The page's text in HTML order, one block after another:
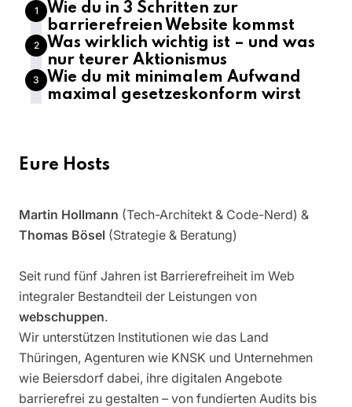
1
Wie du in 3 Schritten zur
barrierefreien Website kommst
2
Was wirklich wichtig ist – und was
nur teurer Aktionismus
3
Wie du mit minimalem Aufwand
maximal gesetzeskonform wirst
Eure Hosts
Martin Hollmann (Tech-Architekt & Code-Nerd) &
Thomas Bösel (Strategie & Beratung)
Seit rund fünf Jahren ist Barrierefreiheit im Web
integraler Bestandteil der Leistungen von
webschuppen.
Wir unterstützen Institutionen wie das Land
Thüringen, Agenturen wie KNSK und Unternehmen
wie Beiersdorf dabei, ihre digitalen Angebote
barrierefrei zu gestalten – von fundierten Audits bis